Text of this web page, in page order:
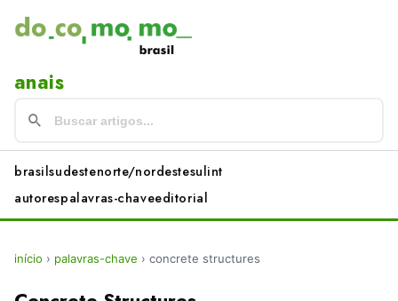
anais
brasilsudestenorte/nordestesulint
autorespalavras-chaveeditorial
início › palavras-chave › concrete structures